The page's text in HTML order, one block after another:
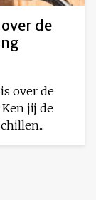
de
over de
jij de